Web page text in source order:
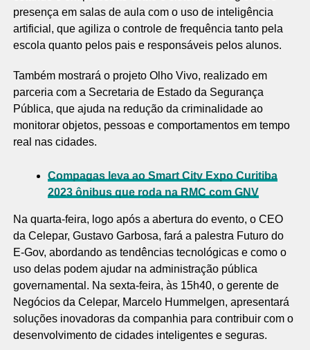
presença em salas de aula com o uso de inteligência
artificial, que agiliza o controle de frequência tanto pela
escola quanto pelos pais e responsáveis pelos alunos.
Também mostrará o projeto Olho Vivo, realizado em
parceria com a Secretaria de Estado da Segurança
Pública, que ajuda na redução da criminalidade ao
monitorar objetos, pessoas e comportamentos em tempo
real nas cidades.
Compagas leva ao Smart City Expo Curitiba
2023 ônibus que roda na RMC com GNV
Na quarta-feira, logo após a abertura do evento, o CEO
da Celepar, Gustavo Garbosa, fará a palestra Futuro do
E-Gov, abordando as tendências tecnológicas e como o
uso delas podem ajudar na administração pública
governamental. Na sexta-feira, às 15h40, o gerente de
Negócios da Celepar, Marcelo Hummelgen, apresentará
soluções inovadoras da companhia para contribuir com o
desenvolvimento de cidades inteligentes e seguras.